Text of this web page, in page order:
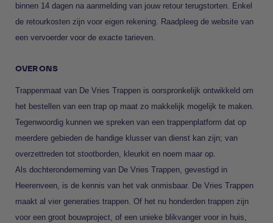
binnen 14 dagen na aanmelding van jouw retour terugstorten. Enkel
de retourkosten zijn voor eigen rekening. Raadpleeg de website van
een vervoerder voor de exacte tarieven.
OVER ONS
Trappenmaat van De Vries Trappen is oorspronkelijk ontwikkeld om
het bestellen van een trap op maat zo makkelijk mogelijk te maken.
Tegenwoordig kunnen we spreken van een trappenplatform dat op
meerdere gebieden de handige klusser van dienst kan zijn; van
overzettreden tot stootborden, kleurkit en noem maar op.
Als dochteronderneming van De Vries Trappen, gevestigd in
Heerenveen, is de kennis van het vak onmisbaar. De Vries Trappen
maakt al vier generaties trappen. Of het nu honderden trappen zijn
voor een groot bouwproject, of een unieke blikvanger voor in huis,